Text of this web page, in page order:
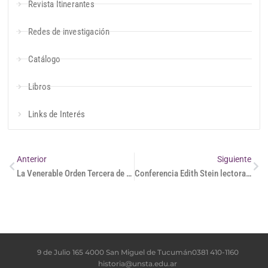
Revista Itinerantes
Redes de investigación
Catálogo
Libros
Links de Interés
Anterior
La Venerable Orden Tercera de Santo Domingo. Presencia en Buenos Aires durante el Siglo XVIII
Siguiente
Conferencia Edith Stein lectora de Teresa de Avila
9 de Julio 165 4000 San Miguel de Tucumán0381 410-1160
historia@unsta.edu.ar